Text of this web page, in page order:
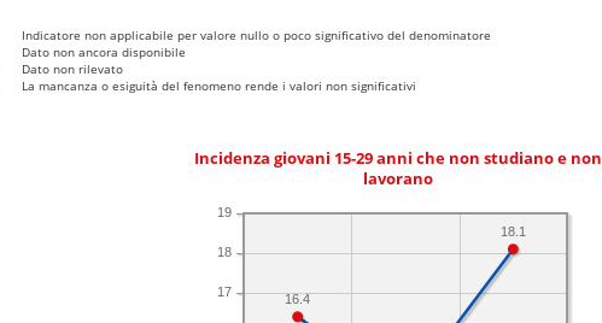
Indicatore non applicabile per valore nullo o poco significativo del denominatore
Dato non ancora disponibile
Dato non rilevato
La mancanza o esiguità del fenomeno rende i valori non significativi
Incidenza giovani 15-29 anni che non studiano e non
lavorano
17
18
19
18.1
16.4